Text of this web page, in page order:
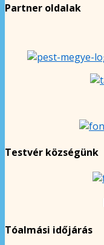
Partner oldalak
Testvér községünk
Tóalmási időjárás